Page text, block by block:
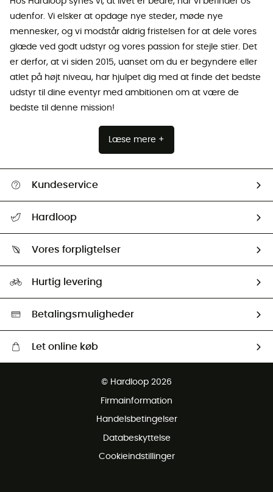
udenfor. Vi elsker at opdage nye steder, møde nye
mennesker, og vi modstår aldrig fristelsen for at dele vores
glæde ved godt udstyr og vores passion for stejle stier. Det
er derfor, at vi siden 2015, uanset om du er begyndere eller
atlet på højt niveau, har hjulpet dig med at finde det bedste
udstyr til dine eventyr med ambitionen om at være de
bedste til denne mission!
Læse mere +
Kundeservice
Returnering & Tilbagebetaling
Hardloop
Our ambassadors
Vores forpligtelser
HardGreen Udvalg
Hurtig levering
Betalingsmuligheder
Let online køb
© Hardloop 2026
Firmainformation
Handelsbetingelser
Databeskyttelse
Cookieindstillinger